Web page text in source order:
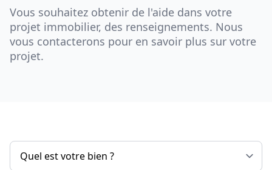
Vous souhaitez obtenir de l'aide dans votre
projet immobilier, des renseignements. Nous
vous contacterons pour en savoir plus sur votre
projet.